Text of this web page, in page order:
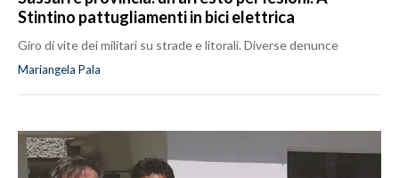
Stintino pattugliamenti in bici elettrica
Giro di vite dei militari su strade e litorali. Diverse denunce
Mariangela Pala